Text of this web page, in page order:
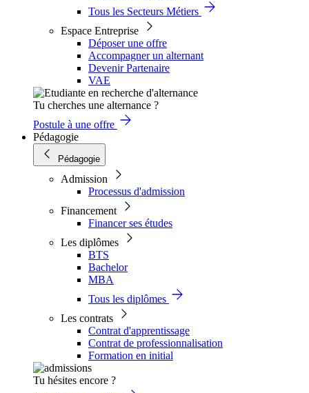
Tous les Secteurs Métiers
Espace Entreprise
Déposer une offre
Accompagner un alternant
Devenir Partenaire
VAE
Tu cherches une alternance ?
Postule à une offre
Pédagogie
Pédagogie
Admission
Processus d'admission
Financement
Financer ses études
Les diplômes
BTS
Bachelor
MBA
Tous les diplômes
Les contrats
Contrat d'apprentissage
Contrat de professionnalisation
Formation en initial
Tu hésites encore ?